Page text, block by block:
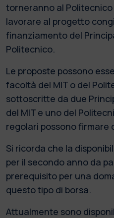
torneranno al
lavorare al progetto
finanziamento del
Politecnico.
Le proposte possono
facoltà del MIT o del
sottoscritte da due
del MIT e uno del
regolari possono firmare
Si ricorda che la
per il secondo anno da
prerequisito per una
questo tipo di borsa.
Attualmente sono